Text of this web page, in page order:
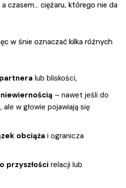
czasem… ciężaru, którego nie da
w śnie oznaczać kilka różnych
lub bliskości,
– nawet jeśli do
w głowie pojawiają się
obciąża i ogranicza
przyszłości relacji lub